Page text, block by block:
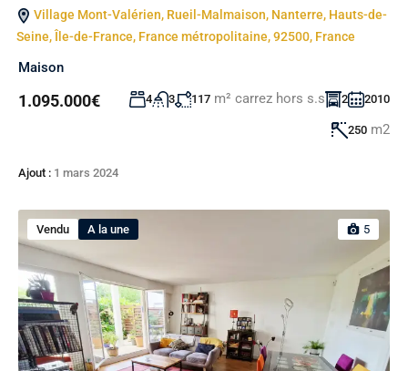
Village Mont-Valérien, Rueil-Malmaison, Nanterre, Hauts-de-
Seine, Île-de-France, France métropolitaine, 92500, France
Maison
1.095.000€ 4 3 117 m² carrez hors s.s 2 2010
250 m2
Ajout : 1 mars 2024
Vendu A la une 5